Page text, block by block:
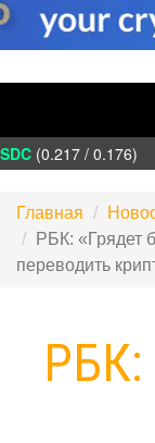
(0.217 / 0.176)
Главная
РБК: «Грядет
переводить
РБК: